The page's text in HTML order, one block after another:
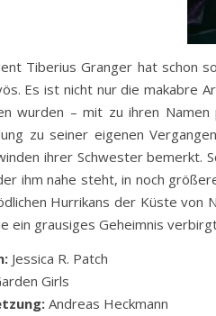
Tiberius Granger hat schon
Es ist nicht nur die makabre
wurden – mit zu ihren
zu seiner eigenen
ihrer Schwester bemerkt.
ihm nahe steht, in noch
Hurrikans der Küste von
ein grausiges Geheimnis
Jessica R. Patch
Girls
Andreas Heckmann